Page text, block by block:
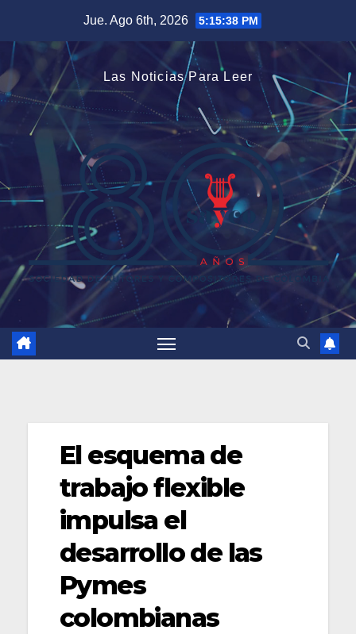
contenido
Jue. Ago 6th, 2026 5:15:39 PM
Las Noticias Para Leer
El esquema de
trabajo flexible
impulsa el
desarrollo de las
Pymes
colombianas